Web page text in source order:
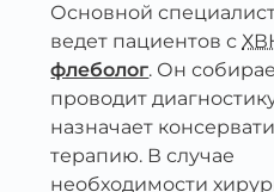
Основной
ведет пациентов с
флеболог. Он
проводит
назначает
терапию. В случае
необходимости